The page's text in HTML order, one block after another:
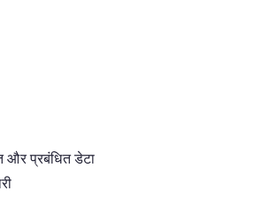
और प्रबंधित डेटा